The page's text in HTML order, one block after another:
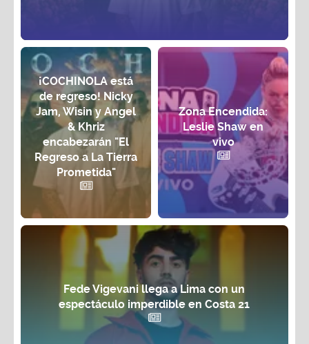
¡COCHINOLA está
de regreso! Nicky
Jam, Wisin y Angel
& Khriz
encabezarán "El
Regreso a La Tierra
Prometida"
Zona Encendida:
Leslie Shaw en
vivo
Fede Vigevani llega a Lima con un
espectáculo imperdible en Costa 21